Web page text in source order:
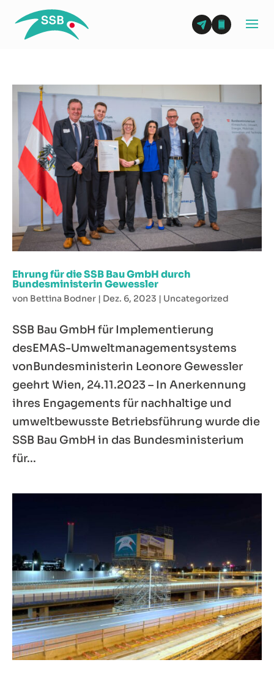
Ehrung für die SSB Bau GmbH durch
Bundesministerin Gewessler
von Bettina Bodner | Dez. 6, 2023 | Uncategorized
SSB Bau GmbH für Implementierung
desEMAS-Umweltmanagementsystems
vonBundesministerin Leonore Gewessler
geehrt Wien, 24.11.2023 – In Anerkennung
ihres Engagements für nachhaltige und
umweltbewusste Betriebsführung wurde die
SSB Bau GmbH in das Bundesministerium
für...